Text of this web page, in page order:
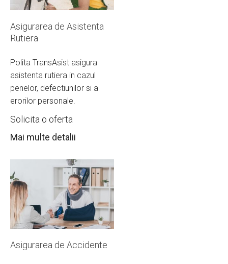
Asigurarea de Asistenta
Rutiera
Polita TransAsist asigura
asistenta rutiera in cazul
penelor, defectiunilor si a
erorilor personale.
Solicita o oferta
Mai multe detalii
Asigurarea de Accidente